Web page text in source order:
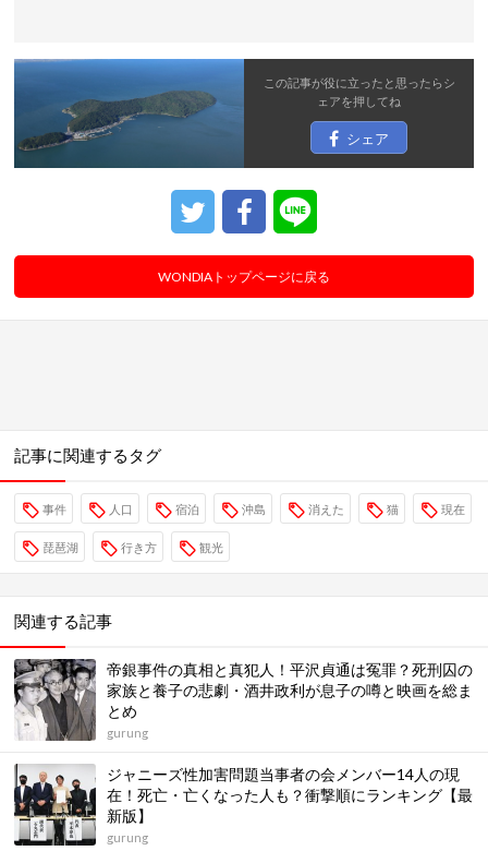
この記事が役に立ったと思ったらシ
ェアを押してね
シェア
WONDIAトップページに戻る
記事に関連するタグ
事件 人口 宿泊 沖島 消えた 猫 現在
琵琶湖 行き方 観光
関連する記事
帝銀事件の真相と真犯人！平沢貞通は冤罪？死刑囚の
家族と養子の悲劇・酒井政利が息子の噂と映画を総ま
とめ
gurung
ジャニーズ性加害問題当事者の会メンバー14人の現
在！死亡・亡くなった人も？衝撃順にランキング【最
新版】
gurung